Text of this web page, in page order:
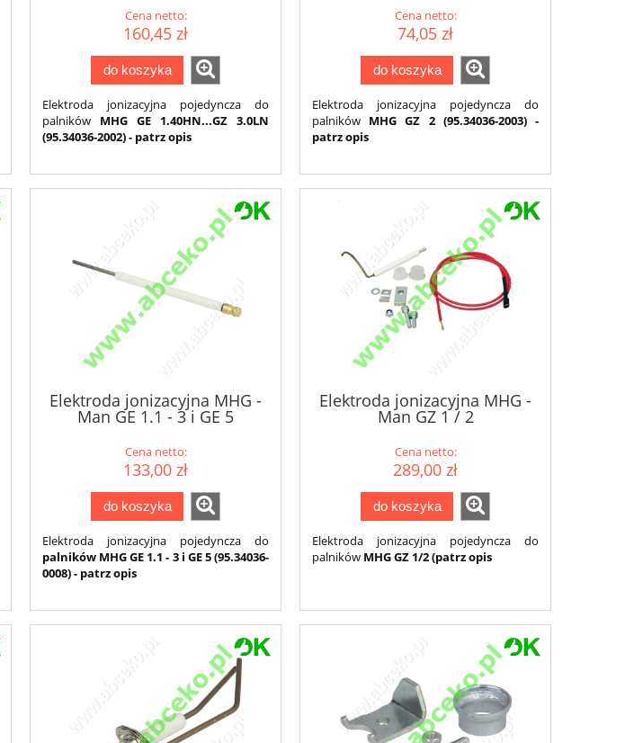
Cena netto:
160,45 zł
do koszyka
Elektroda jonizacyjna pojedyncza do
palników MHG GE 1.40HN...GZ 3.0LN
(95.34036-2002) - patrz opis
Cena netto:
74,05 zł
do koszyka
Elektroda jonizacyjna pojedyncza do
palników MHG GZ 2 (95.34036-2003) -
patrz opis
Elektroda jonizacyjna MHG -
Man GE 1.1 - 3 i GE 5
Cena netto:
133,00 zł
do koszyka
Elektroda jonizacyjna pojedyncza do
palników MHG GE 1.1 - 3 i GE 5 (95.34036-
0008) - patrz opis
Elektroda jonizacyjna MHG -
Man GZ 1 / 2
Cena netto:
289,00 zł
do koszyka
Elektroda jonizacyjna pojedyncza do
palników MHG GZ 1/2 (patrz opis